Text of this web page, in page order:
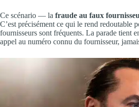
Ce scénario — la fraude au faux
C’est précisément ce qui le rend redoutable
fournisseurs sont fréquents. La parade tient
appel au numéro connu du fournisseur,